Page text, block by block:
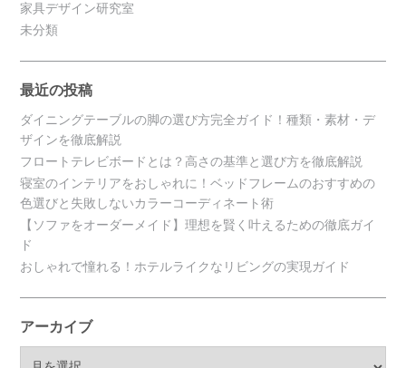
家具デザイン研究室
未分類
最近の投稿
ダイニングテーブルの脚の選び方完全ガイド！種類・素材・デ
ザインを徹底解説
フロートテレビボードとは？高さの基準と選び方を徹底解説
寝室のインテリアをおしゃれに！ベッドフレームのおすすめの
色選びと失敗しないカラーコーディネート術
【ソファをオーダーメイド】理想を賢く叶えるための徹底ガイ
ド
おしゃれで憧れる！ホテルライクなリビングの実現ガイド
アーカイブ